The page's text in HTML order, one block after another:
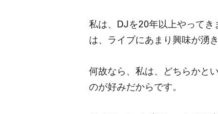
私は、DJを20年以上やってき
は、ライブにあまり興味が湧き
何故なら、私は、どちらかと
のが好みだからです。